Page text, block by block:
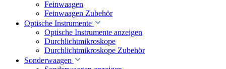
Feinwaagen
Feinwaagen Zubehör
Optische Instrumente
Optische Instrumente anzeigen
Durchlichtmikroskope
Durchlichtmikroskope Zubehör
Sonderwaagen